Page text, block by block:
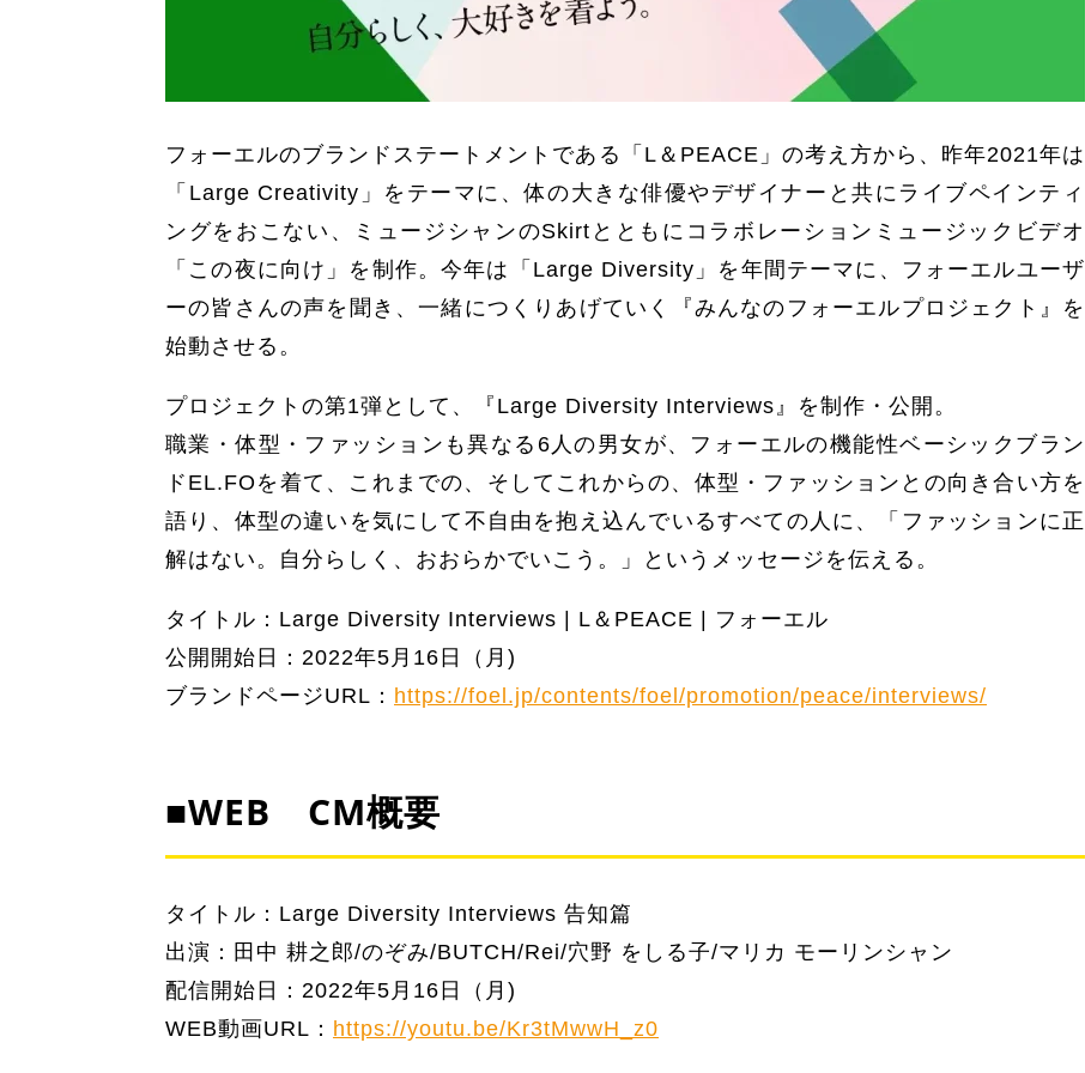
フォーエルのブランドステートメントである「L＆PEACE」の考え方から、昨年2021年は
「Large Creativity」をテーマに、体の大きな俳優やデザイナーと共にライブペインティ
ングをおこない、ミュージシャンのSkirtとともにコラボレーションミュージックビデオ
「この夜に向け」を制作。今年は「Large Diversity」を年間テーマに、フォーエルユーザ
ーの皆さんの声を聞き、一緒につくりあげていく『みんなのフォーエルプロジェクト』を
始動させる。
プロジェクトの第1弾として、『Large Diversity Interviews』を制作・公開。
職業・体型・ファッションも異なる6人の男女が、フォーエルの機能性ベーシックブラン
ドEL.FOを着て、これまでの、そしてこれからの、体型・ファッションとの向き合い方を
語り、体型の違いを気にして不自由を抱え込んでいるすべての人に、「ファッションに正
解はない。自分らしく、おおらかでいこう。」というメッセージを伝える。
タイトル：Large Diversity Interviews | L＆PEACE | フォーエル
公開開始日：2022年5月16日（月)
ブランドページURL： https://foel.jp/contents/foel/promotion/peace/interviews/
■WEB CM概要
タイトル：Large Diversity Interviews 告知篇
出演：田中 耕之郎/のぞみ/BUTCH/Rei/穴野 をしる子/マリカ モーリンシャン
配信開始日：2022年5月16日（月)
WEB動画URL： https://youtu.be/Kr3tMwwH_z0